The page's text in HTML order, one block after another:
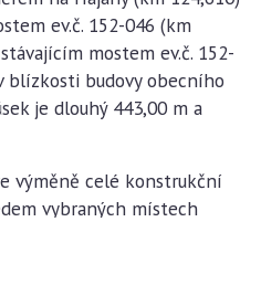
ev.č. 152-046 (km
mostem ev.č. 152-
blízkosti budovy obecního
je dlouhý 443,00 m a
výměně celé konstrukční
vybraných místech